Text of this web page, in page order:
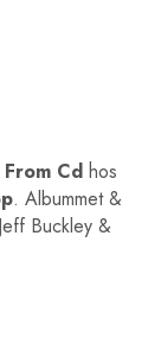
Cd hos
. Albummet &
Buckley &